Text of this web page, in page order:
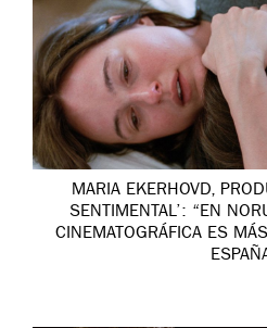
MARIA EKERHOVD,
SENTIMENTAL’: “EN
CINEMATOGRÁFICA ES